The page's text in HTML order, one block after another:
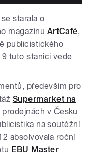
sestarala o
magazínu ArtCafé,
publicistického
tuto stanici vede
především pro
Supermarket na
v Česku
na soutěžní
absolvovala roční
EBU Master